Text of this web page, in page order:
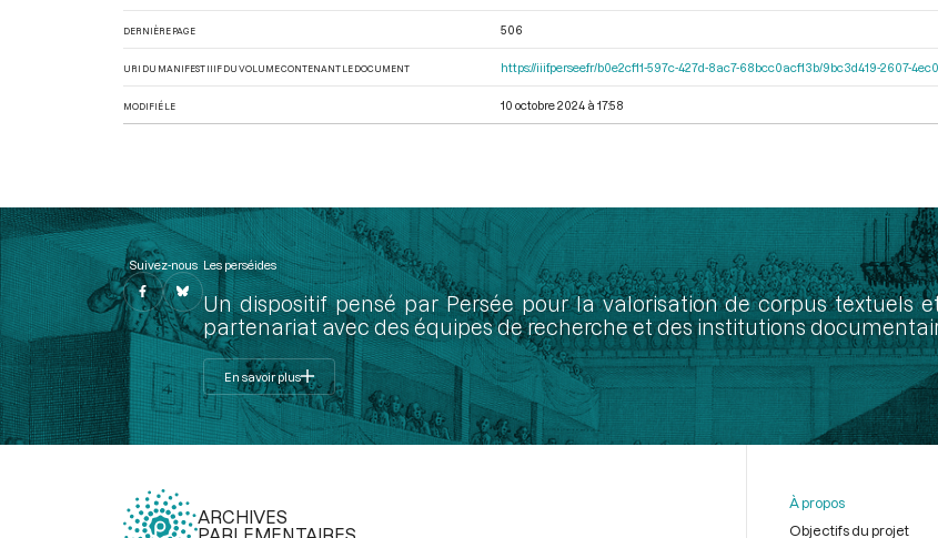
DERNIÈRE PAGE 506
URI DU MANIFEST IIIF DU VOLUME CONTENANT LE DOCUMENT https://iiif.persee.fr/b0e2cf11-597c-427d-8ac7-68bcc0acf13b/9bc3d419-2607-
MODIFIÉ LE 10 octobre 2024 à 17:58
Suivez-nous Les perséides
Un dispositif pensé par Persée pour la valorisation de corpus textuels
partenariat avec des équipes de recherche et des institutions
En savoir plus
ARCHIVES
À propos
Objectifs du projet